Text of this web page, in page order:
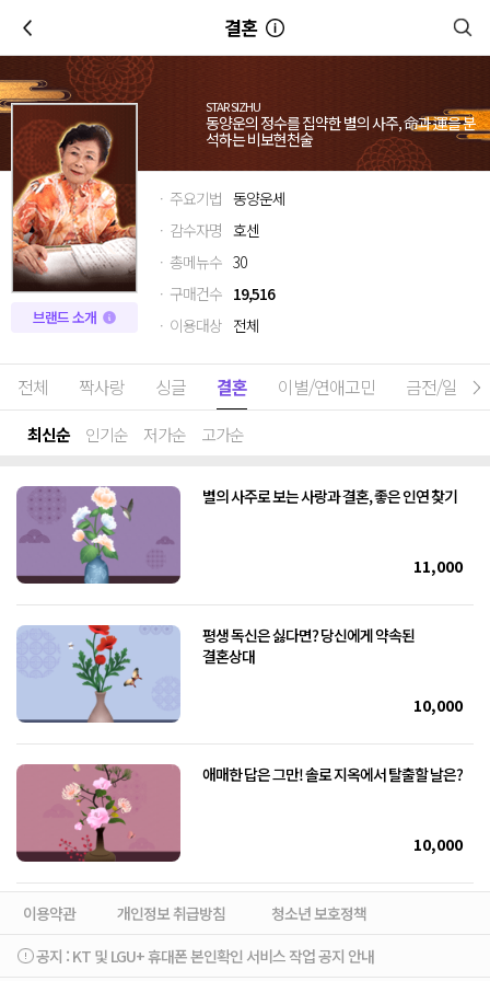
결혼
STAR SIZHU
동양운의 정수를 집약한 별의 사주, 命과 運을 분
석하는 비보현천술
브랜드 소개
· 주요기법 동양운세
· 감수자명 호센
· 총메뉴수 30
· 구매건수 19,516
· 이용대상 전체
전체 짝사랑 싱글 결혼 이별/연애고민 금전/일
최신순 인기순 저가순 고가순
별의 사주로 보는 사랑과 결혼, 좋은 인연 찾기
11,000
평생 독신은 싫다면? 당신에게 약속된
결혼상대
10,000
애매한 답은 그만! 솔로 지옥에서 탈출할 날은?
10,000
이용약관 개인정보 취급방침
청소년 보호정책
공지 : KT 및 LGU+ 휴대폰 본인확인 서비스 작업 공지 안내